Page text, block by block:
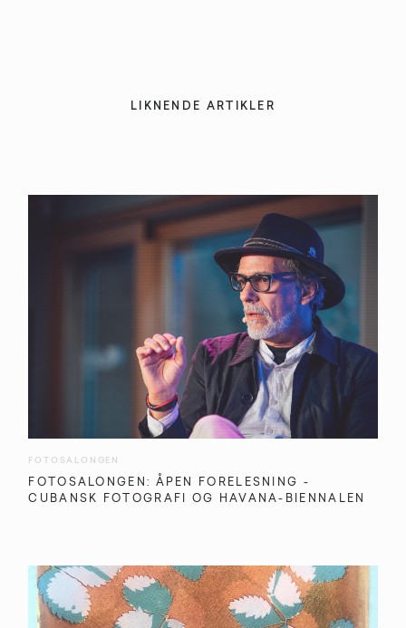
LIKNENDE ARTIKLER
FOTOSALONGEN
FOTOSALONGEN: ÅPEN FORELESNING -
CUBANSK FOTOGRAFI OG HAVANA-BIENNALEN